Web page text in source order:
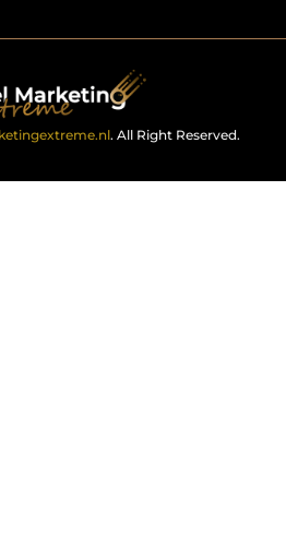
. All Right Reserved.